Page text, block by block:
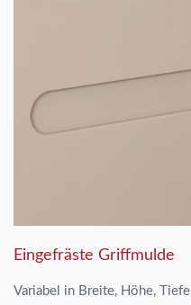
Eingefräste Griffmulde
Variabel in Breite, Höhe, Tiefe